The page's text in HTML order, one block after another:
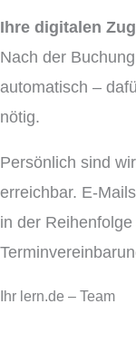
Ihre digitalen
Nach der
automatisch –
nötig.
Persönlich sind
erreichbar. E-
in der
Ihr lern.de – Team